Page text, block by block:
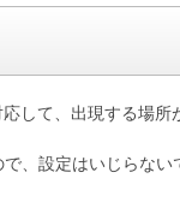
して、出現する場所
、設定はいじらな